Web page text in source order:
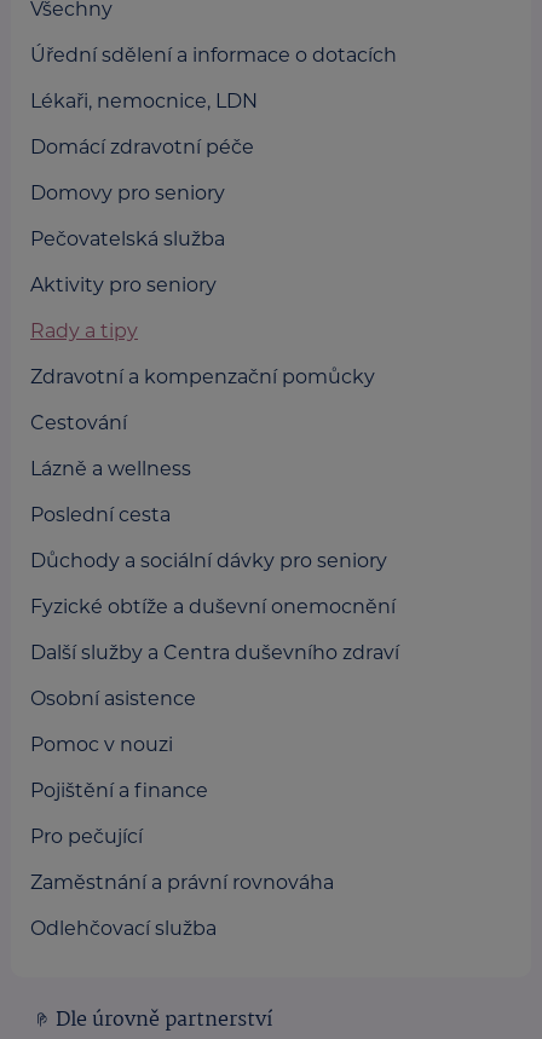
Všechny
Úřední sdělení a informace o dotacích
Lékaři, nemocnice, LDN
Domácí zdravotní péče
Domovy pro seniory
Pečovatelská služba
Aktivity pro seniory
Rady a tipy
Zdravotní a kompenzační pomůcky
Cestování
Lázně a wellness
Poslední cesta
Důchody a sociální dávky pro seniory
Fyzické obtíže a duševní onemocnění
Další služby a Centra duševního zdraví
Osobní asistence
Pomoc v nouzi
Pojištění a finance
Pro pečující
Zaměstnání a právní rovnováha
Odlehčovací služba
Dle úrovně partnerství